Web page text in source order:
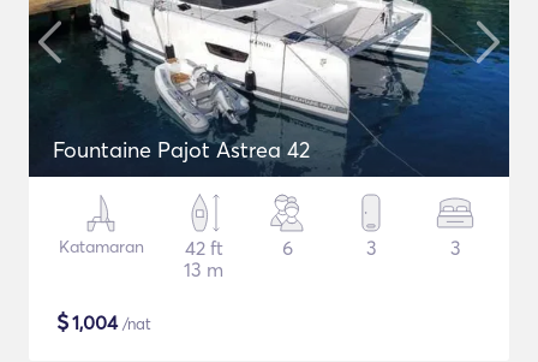
Fountaine Pajot Astrea 42
Katamaran
42 ft
13 m
6 3 3
$1,004/nat